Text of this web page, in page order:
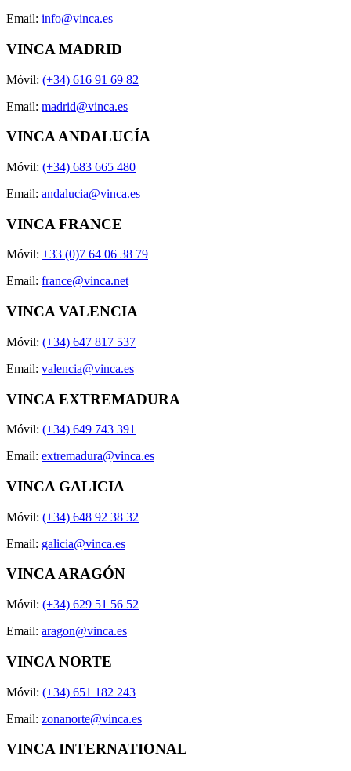
Email: info@vinca.es
VINCA MADRID
Móvil: (+34) 616 91 69 82
Email: madrid@vinca.es
VINCA ANDALUCÍA
Móvil: (+34) 683 665 480
Email: andalucia@vinca.es
VINCA FRANCE
Móvil: +33 (0)7 64 06 38 79
Email: france@vinca.net
VINCA VALENCIA
Móvil: (+34) 647 817 537
Email: valencia@vinca.es
VINCA EXTREMADURA
Móvil: (+34) 649 743 391
Email: extremadura@vinca.es
VINCA GALICIA
Móvil: (+34) 648 92 38 32
Email: galicia@vinca.es
VINCA ARAGÓN
Móvil: (+34) 629 51 56 52
Email: aragon@vinca.es
VINCA NORTE
Móvil: (+34) 651 182 243
Email: zonanorte@vinca.es
VINCA INTERNATIONAL